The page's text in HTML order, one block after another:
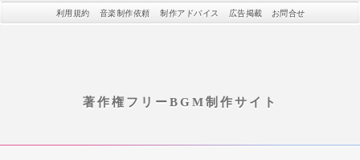
著作権フリーBGM制作サイト
利用規約 音楽制作依頼 制作アドバイス 広告掲載 お問合せ